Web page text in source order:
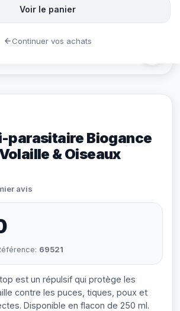
parasitaire Biogance
& Oiseaux
avis
69521
est un répulsif qui protège les
contre les puces, tiques, poux et
Disponible en flacon de 250 ml.
Voir le panier
Continuer vos achats